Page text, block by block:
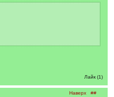
Лайк (1)
Наверх ##